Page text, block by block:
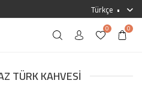
Türkçe
0 0
TÜRK KAHVESI